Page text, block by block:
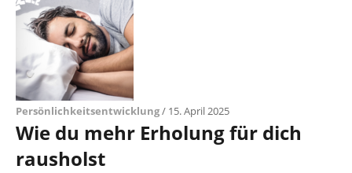
Persönlichkeitsentwicklung/ 15. April 2025
Wie du mehr Erholung für dich
rausholst